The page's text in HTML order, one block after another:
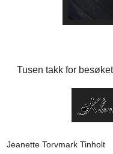
Tusen takk for
Jeanette Torvmark Tinholt